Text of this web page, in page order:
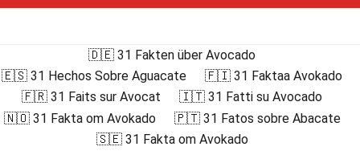
🇩🇪 31 Fakten über Avocado
🇪🇸 31 Hechos Sobre Aguacate
🇫🇮 31 Faktaa Avokado
🇫🇷 31 Faits sur Avocat
🇮🇹 31 Fatti su Avocado
🇳🇴 31 Fakta om Avokado
🇵🇹 31 Fatos sobre Abacate
🇸🇪 31 Fakta om Avokado